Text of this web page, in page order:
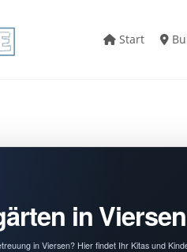
Start
in
in Viersen? Hier findet Ihr Kitas und